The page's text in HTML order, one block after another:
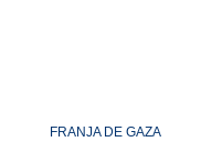
FRANJA DE GAZA